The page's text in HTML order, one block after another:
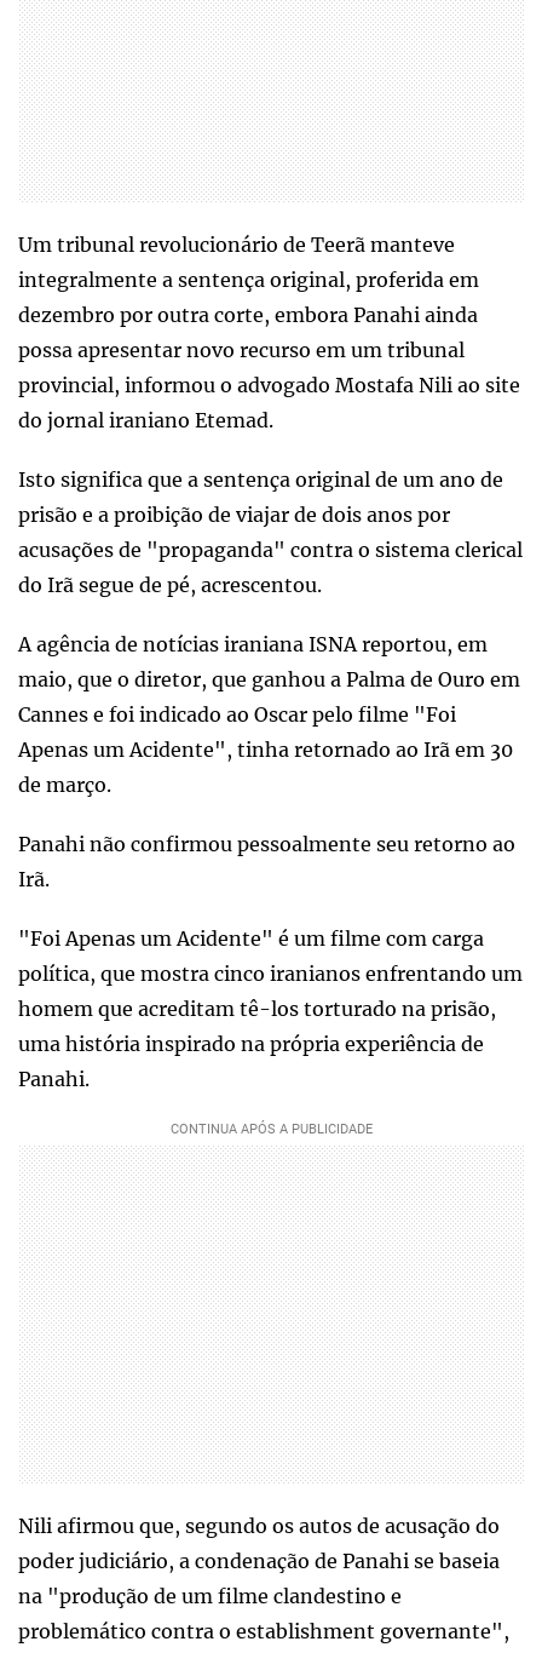
Um tribunal revolucionário de Teerã manteve
integralmente a sentença original, proferida em
dezembro por outra corte, embora Panahi ainda
possa apresentar novo recurso em um tribunal
provincial, informou o advogado Mostafa Nili ao site
do jornal iraniano Etemad.
Isto significa que a sentença original de um ano de
prisão e a proibição de viajar de dois anos por
acusações de "propaganda" contra o sistema clerical
do Irã segue de pé, acrescentou.
A agência de notícias iraniana ISNA reportou, em
maio, que o diretor, que ganhou a Palma de Ouro em
Cannes e foi indicado ao Oscar pelo filme "Foi
Apenas um Acidente", tinha retornado ao Irã em 30
de março.
Panahi não confirmou pessoalmente seu retorno ao
Irã.
"Foi Apenas um Acidente" é um filme com carga
política, que mostra cinco iranianos enfrentando um
homem que acreditam tê-los torturado na prisão,
uma história inspirado na própria experiência de
Panahi.
Nili afirmou que, segundo os autos de acusação do
poder judiciário, a condenação de Panahi se baseia
na "produção de um filme clandestino e
problemático contra o establishment governante",